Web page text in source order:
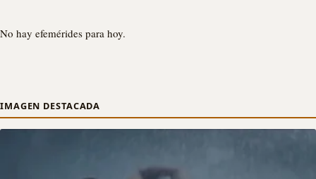
No hay efemérides para hoy.
IMAGEN DESTACADA